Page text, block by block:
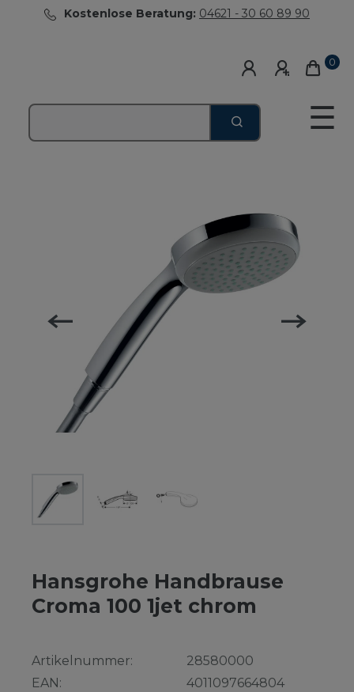
Kostenlose Beratung: 04621 - 30 60 89 90
0
☰
Hansgrohe Handbrause
Croma 100 1jet chrom
Artikelnummer:
EAN:
28580000
4011097664804